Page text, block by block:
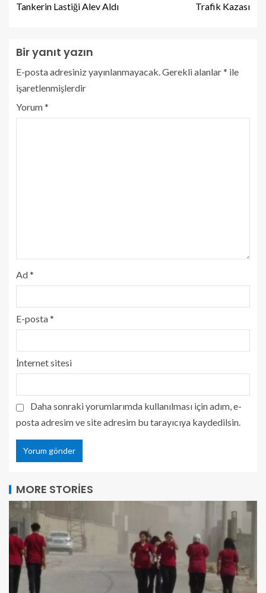
Tankerin Lastiği Alev Aldı
Trafik Kazası
Bir yanıt yazın
E-posta adresiniz yayınlanmayacak.Gerekli alanlar* ile
işaretlenmişlerdir
Yorum*
Ad*
E-posta*
İnternet sitesi
Daha sonraki yorumlarımda kullanılması için adım, e-
posta adresim ve site adresim bu tarayıcıya kaydedilsin.
MORE STORIES